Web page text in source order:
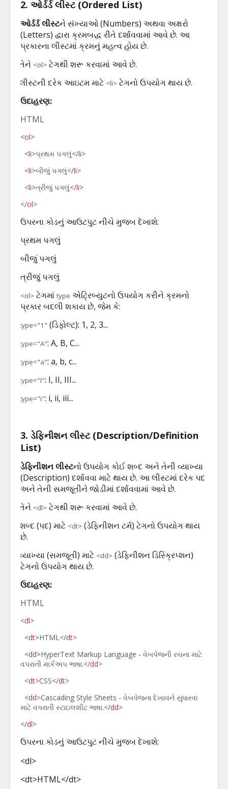
2. ઓર્ડર્ડ લીસ્ટ(Ordered List)
ઓર્ડર્ડલીસ્ટનેસંખ્યાઓ(Numbers) અથવાઅક્ષરો
(Letters) દ્વારાક્રમબદ્ધ રીતે દર્શાવવામાંઆવેછે. આ
પ્રકારનાલીસ્ટમાંક્રમનુંમહત્વહોયછે.
તેને <ol> ટેગથી શરૂકરવામાંઆવેછે.
લીસ્ટની દરેકઆઇટમમાટે <li> ટેગનોઉપયોગ થાયછે.
ઉદાહરણ:
HTML
<ol>
<li>પ્રથમ પગલું</li>
<li>બીજું પગલું</li>
<li>ત્રીજું પગલું</li>
</ol>
ઉપરનાકોડનુંઆઉટપુટનીચે મુજબ દેખાશે:
પ્રથમપગલું
બીજુંપગલું
ત્રીજુંપગલું
<ol> ટેગમાં type એટ્રિબ્યુટનોઉપયોગ કરીનેક્રમનો
પ્રકારબદલી શકાયછે, જેમકે:
type="1" (ડિફોલ્ટ): 1, 2, 3...
type="A": A, B, C...
type="a": a, b, c...
type="I": I, II, III...
type="i": i, ii, iii...
3. ડેફિનીશન લીસ્ટ(Description/Definition
List)
ડેફિનીશનલીસ્ટનોઉપયોગ કોઈશબ્દઅનેતેની વ્યાખ્યા
(Description) દર્શાવવામાટેથાયછે. આલીસ્ટમાંદરેકપદ
અનેતેની સમજૂતીનેજોડીમાંદર્શાવવામાંઆવેછે.
તેને <dl> ટેગથી શરૂકરવામાંઆવેછે.
શબ્દ(પદ) માટે <dt> (ડેફિનીશનટર્મ) ટેગનોઉપયોગ થાય
છે.
વ્યાખ્યા(સમજૂતી) માટે <dd> (ડેફિનીશન ડિસ્ક્રિપ્શન)
ટેગનોઉપયોગ થાયછે.
ઉદાહરણ:
HTML
<dl>
<dt>HTML</dt>
<dd>HyperText Markup Language - વેબપેજની રચના માટે
વપરાતી માર્કઅપ ભાષા.</dd>
<dt>CSS</dt>
<dd>Cascading Style Sheets - વેબપેજના દેખાવને સુધારવા
માટે વપરાતી સ્ટાઇલશીટ ભાષા.</dd>
</dl>
ઉપરનાકોડનુંઆઉટપુટનીચે મુજબ દેખાશે:
<dl>
<dt>HTML</dt>